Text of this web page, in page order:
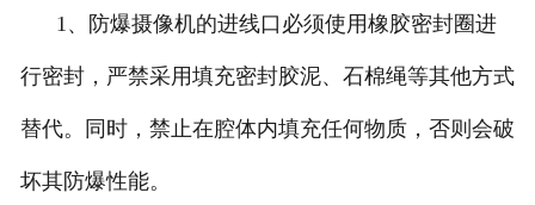
1、防爆摄像机的进线口必须使用橡胶密封圈进
行密封，严禁采用填充密封胶泥、石棉绳等其他方式
替代。同时，禁止在腔体内填充任何物质，否则会破
坏其防爆性能。